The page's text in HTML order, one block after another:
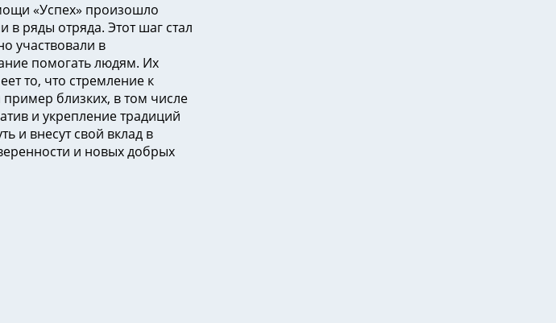
«Успех» произошло
ряды отряда. Этот шаг стал
участвовали в
помогать людям. Их
то, что стремление к
близких, в том числе
и укрепление традиций
и внесут свой вклад в
и новых добрых